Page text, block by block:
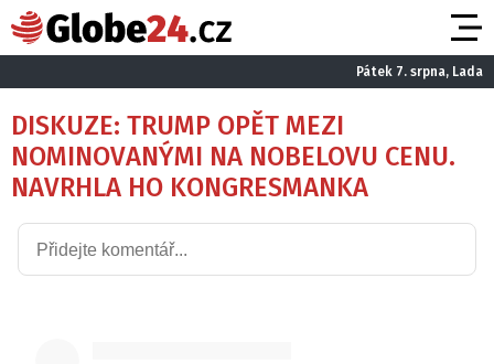
Pátek 7. srpna, Lada
DISKUZE: TRUMP OPĚT MEZI
NOMINOVANÝMI NA NOBELOVU CENU.
NAVRHLA HO KONGRESMANKA